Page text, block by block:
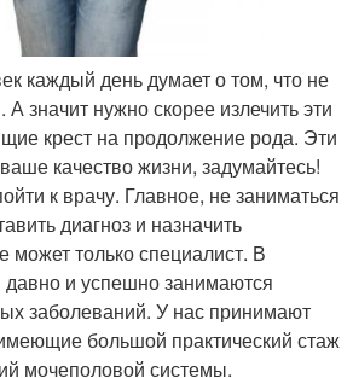
каждый день думает о том, что не
значит нужно скорее излечить эти
крест на продолжение рода. Эти
качество жизни, задумайтесь!
к врачу. Главное, не заниматься
диагноз и назначить
может только специалист. В
и успешно занимаются
заболеваний. У нас принимают
большой практический стаж
мочеполовой системы.